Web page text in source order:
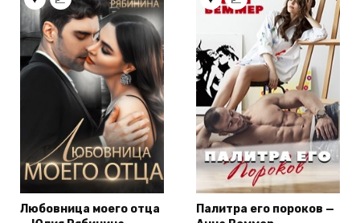
Любовница моего отца
Палитра его пороков —